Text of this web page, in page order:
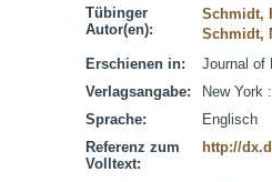
Tübinger
Autor(en):
Schmidt,
Schmidt,
Erschienen in:
Journal of
Verlagsangabe:
New York
Sprache:
Englisch
Referenz zum
Volltext:
http://